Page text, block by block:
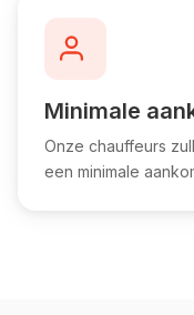
Minimale
Onze chauffeurs
een minimale